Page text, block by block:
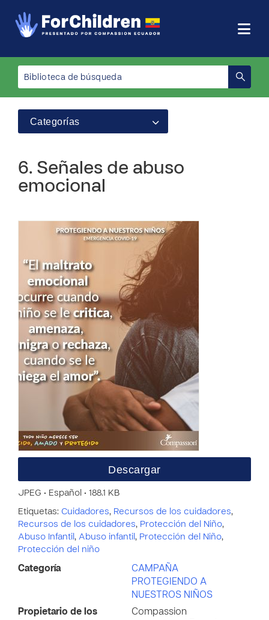
Categorías
6. Señales de abuso
emocional
Descargar
JPEG • Español • 188.1 KB
Etiquetas: Cuidadores, Recursos de los cuidadores,
Recursos de los cuidadores, Protección del Niño,
Abuso Infantil , Abuso infantil , Protección del Niño,
Protección del niño
Categoría
CAMPAÑA
PROTEGIENDO A
NUESTROS NIÑOS
Propietario de los
Compassion